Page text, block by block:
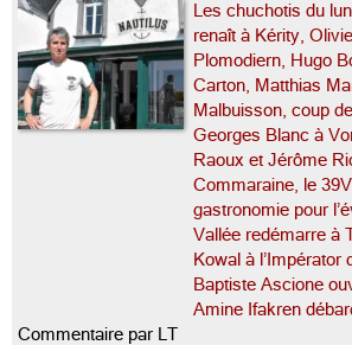
Les chuchotis du
renaît à Kérity,
Plomodiern, Hugo
Carton, Matthias
Malbuisson, coup
Georges Blanc à
Raoux et Jérôme
Commaraine, le
gastronomie pour
Vallée redémarre à
Kowal à l’Impérator
Baptiste Ascione
Amine Ifakren
Commentaire par LT